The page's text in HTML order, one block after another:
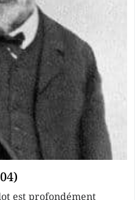
est profondément